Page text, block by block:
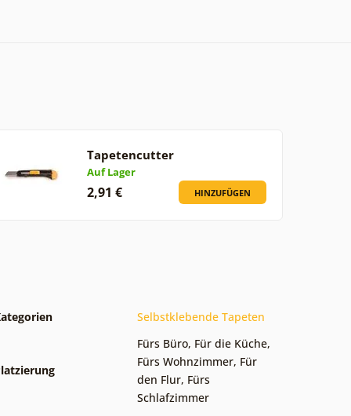
Tapetencutter
Auf Lager
2,91 € HINZUFÜGEN
Selbstklebende Tapeten
Fürs Büro, Für die Küche,
Fürs Wohnzimmer, Für
den Flur, Fürs
Schlafzimmer